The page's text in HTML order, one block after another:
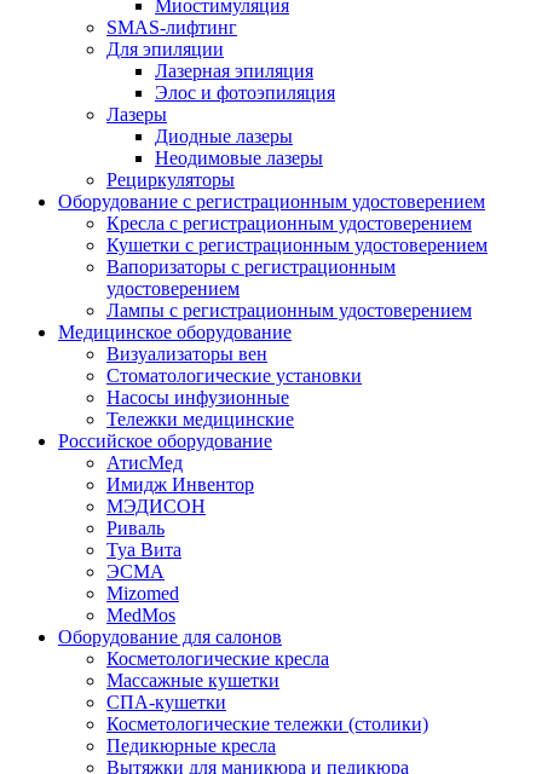
Миостимуляция
SMAS-лифтинг
Для эпиляции
Лазерная эпиляция
Элос и фотоэпиляция
Лазеры
Диодные лазеры
Неодимовые лазеры
Рециркуляторы
Оборудование с регистрационным удостоверением
Кресла с регистрационным удостоверением
Кушетки с регистрационным удостоверением
Вапоризаторы с регистрационным
удостоверением
Лампы с регистрационным удостоверением
Медицинское оборудование
Визуализаторы вен
Стоматологические установки
Насосы инфузионные
Тележки медицинские
Российское оборудование
АтисМед
Имидж Инвентор
МЭДИСОН
Риваль
Туа Вита
ЭСМА
Mizomed
MedMos
Оборудование для салонов
Косметологические кресла
Массажные кушетки
СПА-кушетки
Косметологические тележки (столики)
Педикюрные кресла
Вытяжки для маникюра и педикюра